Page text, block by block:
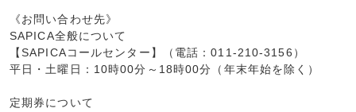
《お問い合わせ先》
SAPICA全般について
【SAPICAコールセンター】（電話：011-210-3156）
平日・土曜日：10時00分～18時00分（年末年始を除く）
定期券について